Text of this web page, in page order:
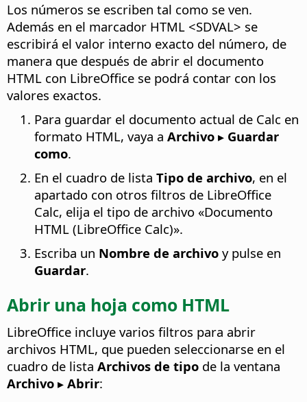
Los números se escriben tal como se ven.
Además en el marcador HTML <SDVAL> se
escribirá el valor interno exacto del número, de
manera que después de abrir el documento
HTML con LibreOffice se podrá contar con los
valores exactos.
Para guardar el documento actual de Calc en
formato HTML, vaya a Archivo ▸ Guardar
como.
En el cuadro de lista Tipo de archivo, en el
apartado con otros filtros de LibreOffice
Calc, elija el tipo de archivo «Documento
HTML (LibreOffice Calc)».
Escriba un Nombre de archivo y pulse en
Guardar.
Abrir una hoja como HTML
LibreOffice incluye varios filtros para abrir
archivos HTML, que pueden seleccionarse en el
cuadro de lista Archivos de tipo de la ventana
Archivo ▸ Abrir: